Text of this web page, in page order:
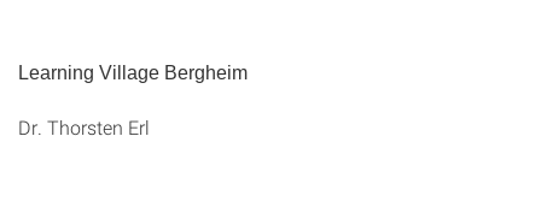
Learning Village Bergheim
Dr. Thorsten Erl